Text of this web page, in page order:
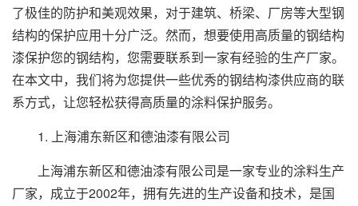
了极佳的防护和美观效果，对于建筑、桥梁、厂房等大型钢
结构的保护应用十分广泛。然而，想要使用高质量的钢结构
漆保护您的钢结构，您需要联系到一家有经验的生产厂家。
在本文中，我们将为您提供一些优秀的钢结构漆供应商的联
系方式，让您轻松获得高质量的涂料保护服务。
1. 上海浦东新区和德油漆有限公司
上海浦东新区和德油漆有限公司是一家专业的涂料生产
厂家，成立于2002年，拥有先进的生产设备和技术，是国